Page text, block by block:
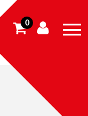
0